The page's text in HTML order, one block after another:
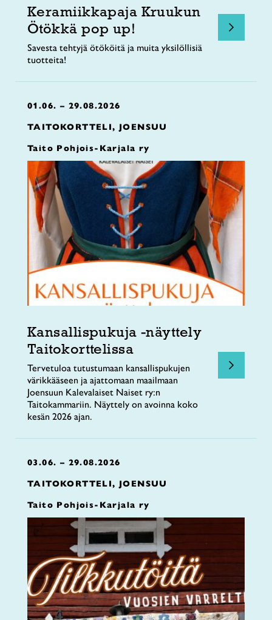
Keramiikkapaja Kruukun
Ötökkä pop up!
Savesta tehtyjä ötököitä ja muita yksilöllisiä
tuotteita!
01.06. – 29.08.2026
TAITOKORTTELI, JOENSUU
Taito Pohjois-Karjala ry
Kansallispukuja -näyttely
Taitokorttelissa
Tervetuloa tutustumaan kansallispukujen
värikkääseen ja ajattomaan maailmaan
Joensuun Kalevalaiset Naiset ry:n
Taitokammariin. Näyttely on avoinna koko
kesän 2026 ajan.
03.06. – 29.08.2026
TAITOKORTTELI, JOENSUU
Taito Pohjois-Karjala ry